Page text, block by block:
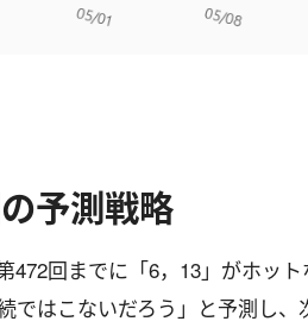
予測戦略
472回までに「6，13」がホッ
ではこないだろう」と予測し